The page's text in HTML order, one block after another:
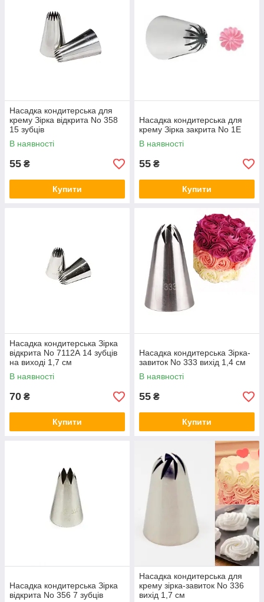
Насадка кондитерська для
крему Зірка відкрита No 358
15 зубців
В наявності
55 ₴
Купити
Насадка кондитерська для
крему Зірка закрита No 1Е
В наявності
55 ₴
Купити
Насадка кондитерська Зірка
відкрита No 7112А 14 зубців
на виході 1,7 см
В наявності
70 ₴
Купити
Насадка кондитерська Зірка-
завиток No 333 вихід 1,4 см
В наявності
55 ₴
Купити
Насадка кондитерська Зірка
відкрита No 356 7 зубців
Насадка кондитерська для
крему зірка-завиток No 336
вихід 1,7 см